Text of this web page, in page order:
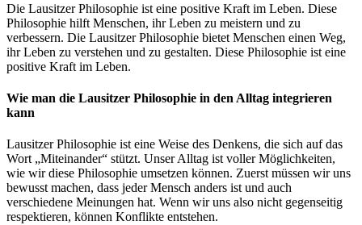
Die Lausitzer Philosophie ist eine positive Kraft im Leben. Diese
Philosophie hilft Menschen, ihr Leben zu meistern und zu
verbessern. Die Lausitzer Philosophie bietet Menschen einen Weg,
ihr Leben zu verstehen und zu gestalten. Diese Philosophie ist eine
positive Kraft im Leben.
Wie man die Lausitzer Philosophie in den Alltag integrieren
kann
Lausitzer Philosophie ist eine Weise des Denkens, die sich auf das
Wort „Miteinander“ stützt. Unser Alltag ist voller Möglichkeiten,
wie wir diese Philosophie umsetzen können. Zuerst müssen wir uns
bewusst machen, dass jeder Mensch anders ist und auch
verschiedene Meinungen hat. Wenn wir uns also nicht gegenseitig
respektieren, können Konflikte entstehen.